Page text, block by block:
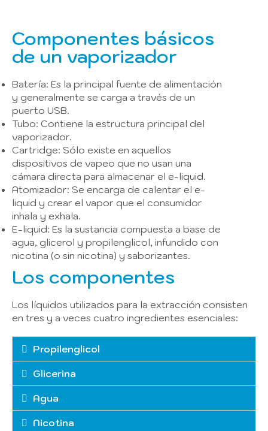
Componentes básicos
de un vaporizador
Batería: Es la principal fuente de alimentación
y generalmente se carga a través de un
puerto USB.
Tubo: Contiene la estructura principal del
vaporizador.
Cartridge: Sólo existe en aquellos
dispositivos de vapeo que no usan una
cámara directa para almacenar el e-liquid.
Atomizador: Se encarga de calentar el e-
liquid y crear el vapor que el consumidor
inhala y exhala.
E-liquid: Es la sustancia compuesta a base de
agua, glicerol y propilenglicol, infundido con
nicotina (o sin nicotina) y saborizantes.
Los componentes
Los líquidos utilizados para la extracción consisten
en tres y a veces cuatro ingredientes esenciales:
Propilenglicol
Glicerina
Agua
Nicotina